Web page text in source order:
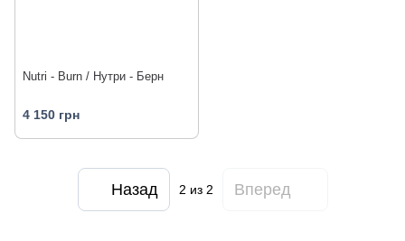
Nutri - Burn / Нутри - Берн
4 150 грн
Назад 2 из 2 Вперед